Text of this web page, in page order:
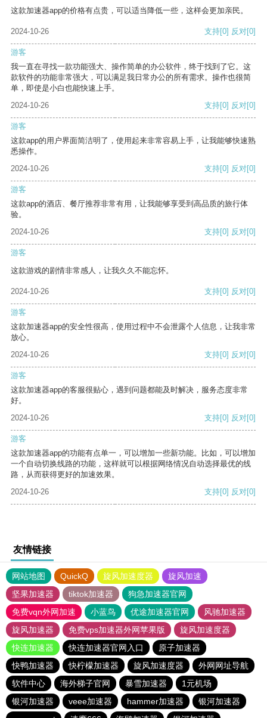
这款加速器app的价格有点贵，可以适当降低一些，这样会更加亲民。
2024-10-26 支持[0] 反对[0]
游客
我一直在寻找一款功能强大、操作简单的办公软件，终于找到了它。这
款软件的功能非常强大，可以满足我日常办公的所有需求。操作也很简
单，即使是小白也能快速上手。
2024-10-26
支持[0] 反对[0]
游客
这款app的用户界面简洁明了，使用起来非常容易上手，让我能够快速熟
悉操作。
2024-10-26
支持[0] 反对[0]
游客
这款app的酒店、餐厅推荐非常有用，让我能够享受到高品质的旅行体
验。
2024-10-26
支持[0] 反对[0]
游客
这款游戏的剧情非常感人，让我久久不能忘怀。
2024-10-26 支持[0] 反对[0]
游客
这款加速器app的安全性很高，使用过程中不会泄露个人信息，让我非常
放心。
2024-10-26
支持[0] 反对[0]
游客
这款加速器app的客服很贴心，遇到问题都能及时解决，服务态度非常
好。
2024-10-26
支持[0] 反对[0]
游客
这款加速器app的功能有点单一，可以增加一些新功能。比如，可以增加
一个自动切换线路的功能，这样就可以根据网络情况自动选择最优的线
路，从而获得更好的加速效果。
2024-10-26
支持[0] 反对[0]
友情链接
网站地图 QuickQ 旋风加速度器
旋风加速
坚果加速器
tiktok加速器
狗急加速器官网
免费vqn外网加速
小蓝鸟 优途加速器官网
风驰加速器
旋风加速器
免费vps加速器外网苹果版
旋风加速度器
快连加速器
快连加速器官网入口
原子加速器
快鸭加速器
快柠檬加速器 旋风加速度器
外网网址导航
软件中心
海外梯子官网 暴雪加速器
1元机场
银河加速器
veee加速器 hammer加速器
银河加速器